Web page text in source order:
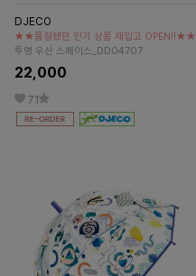
DJECO
★★품절됐던 인기 상품 재입고 OPEN!!★★
투명 우산 스페이스_DD04707
22,000
71